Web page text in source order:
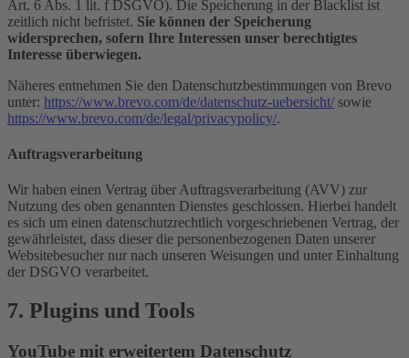
Art. 6 Abs. 1 lit. f DSGVO). Die Speicherung in der Blacklist ist
zeitlich nicht befristet. Sie können der Speicherung
widersprechen, sofern Ihre Interessen unser berechtigtes
Interesse überwiegen.
Näheres entnehmen Sie den Datenschutzbestimmungen von Brevo
unter: https://www.brevo.com/de/datenschutz-uebersicht/ sowie
https://www.brevo.com/de/legal/privacypolicy/.
Auftragsverarbeitung
Wir haben einen Vertrag über Auftragsverarbeitung (AVV) zur
Nutzung des oben genannten Dienstes geschlossen. Hierbei handelt
es sich um einen datenschutzrechtlich vorgeschriebenen Vertrag, der
gewährleistet, dass dieser die personenbezogenen Daten unserer
Websitebesucher nur nach unseren Weisungen und unter Einhaltung
der DSGVO verarbeitet.
7. Plugins und Tools
YouTube mit erweitertem Datenschutz